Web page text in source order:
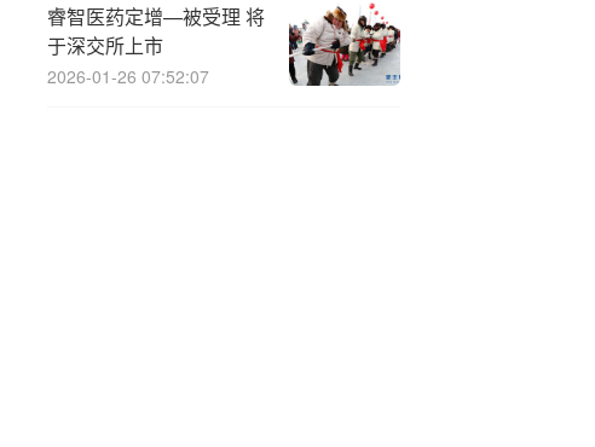
睿智医药定增—被受理 将
于深交所上市
2026-01-26 07:52:07